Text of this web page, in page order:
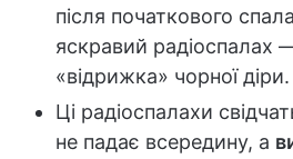
після початкового
яскравий радіоспалах
«відрижка» чорної діри.
Ці радіоспалахи
не падає всередину, а